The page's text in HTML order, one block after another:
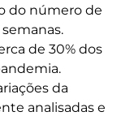
do número de
de 30% dos
da
analisadas e